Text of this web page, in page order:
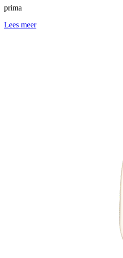
prima
Lees meer